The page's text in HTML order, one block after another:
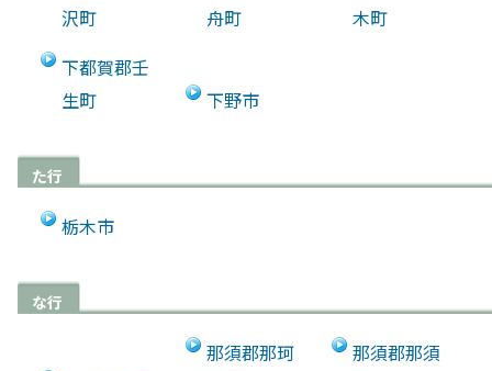
沢町
舟町
木町
下都賀郡壬
生町
下野市
た行
栃木市
な行
那須郡那珂
那須郡那須